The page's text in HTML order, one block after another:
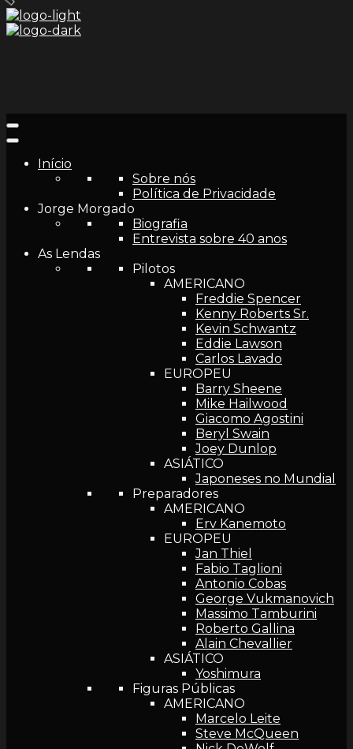
Início
Sobre nós
Política de Privacidade
Jorge Morgado
Biografia
Entrevista sobre 40 anos
As Lendas
Pilotos
AMERICANO
Freddie Spencer
Kenny Roberts Sr.
Kevin Schwantz
Eddie Lawson
Carlos Lavado
EUROPEU
Barry Sheene
Mike Hailwood
Giacomo Agostini
Beryl Swain
Joey Dunlop
ASIÁTICO
Japoneses no Mundial
Preparadores
AMERICANO
Erv Kanemoto
EUROPEU
Jan Thiel
Fabio Taglioni
Antonio Cobas
George Vukmanovich
Massimo Tamburini
Roberto Gallina
Alain Chevallier
ASIÁTICO
Yoshimura
Figuras Públicas
AMERICANO
Marcelo Leite
Steve McQueen